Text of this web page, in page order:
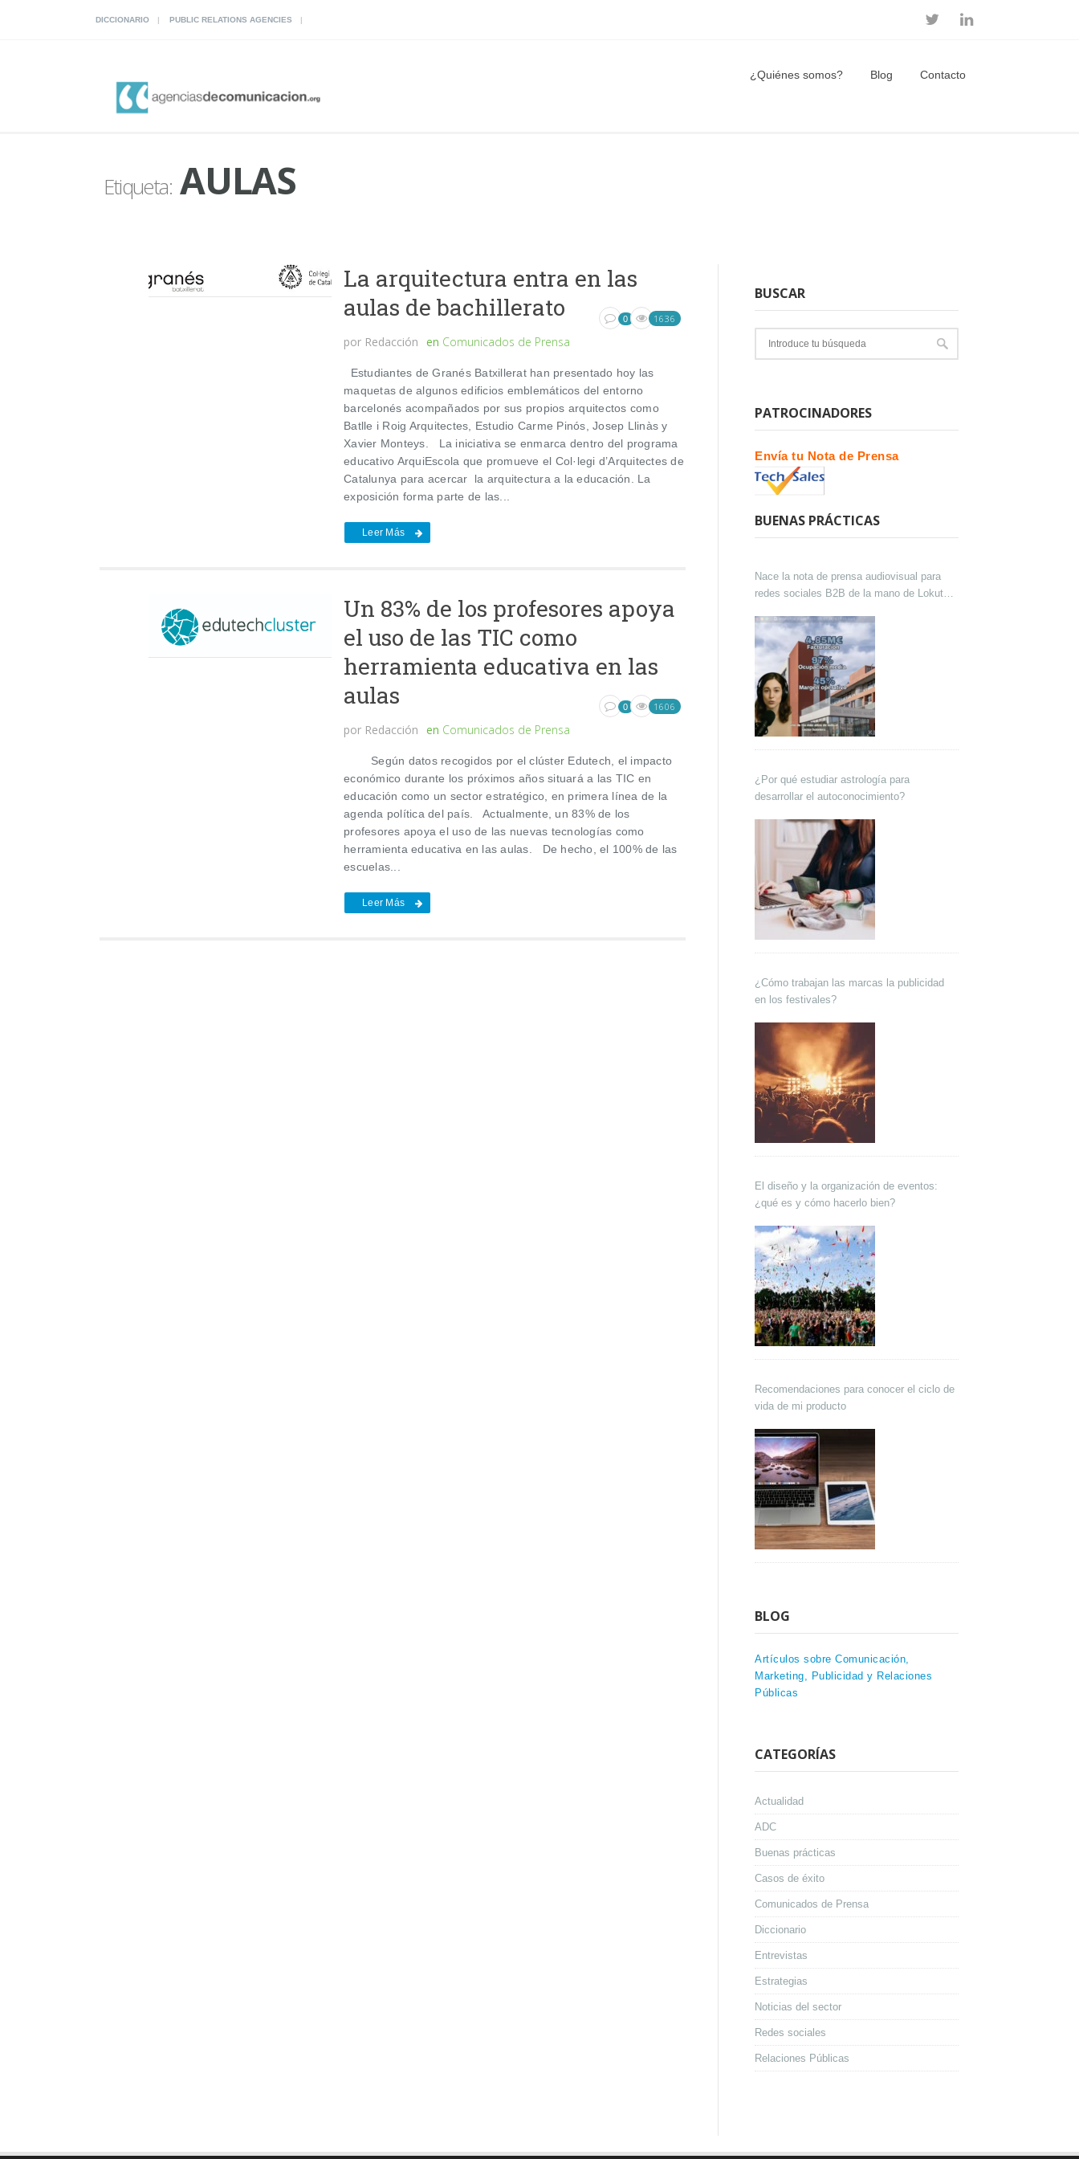
DICCIONARIO PUBLIC RELATIONS AGENCIES
¿Quiénes somos? Blog Contacto
Etiqueta:AULAS
La arquitectura entra en las
aulas de bachillerato
por Redacción en Comunicados de Prensa
0 1636
Estudiantes de Granés Batxillerat han presentado hoy las
maquetas de algunos edificios emblemáticos del entorno
barcelonés acompañados por sus propios arquitectos como
Batlle i Roig Arquitectes, Estudio Carme Pinós, Josep Llinàs y
Xavier Monteys. La iniciativa se enmarca dentro del programa
educativo ArquiEscola que promueve el Col·legi d’Arquitectes de
Catalunya para acercar la arquitectura a la educación. La
exposición forma parte de las...
Leer Más
Un 83% de los profesores apoya
el uso de las TIC como
herramienta educativa en las
aulas
por Redacción en Comunicados de Prensa
0 1606
Según datos recogidos por el clúster Edutech, el impacto
económico durante los próximos años situará a las TIC en
educación como un sector estratégico, en primera línea de la
agenda política del país. Actualmente, un 83% de los
profesores apoya el uso de las nuevas tecnologías como
herramienta educativa en las aulas. De hecho, el 100% de las
escuelas...
Leer Más
BUSCAR
PATROCINADORES
Envía tu Nota de Prensa
BUENAS PRÁCTICAS
Nace la nota de prensa audiovisual para
redes sociales B2B de la mano de Lokutor
¿Por qué estudiar astrología para
desarrollar el autoconocimiento?
¿Cómo trabajan las marcas la publicidad
en los festivales?
El diseño y la organización de eventos:
¿qué es y cómo hacerlo bien?
Recomendaciones para conocer el ciclo de
vida de mi producto
BLOG
Artículos sobre Comunicación,
Marketing, Publicidad y Relaciones
Públicas
CATEGORÍAS
Actualidad
ADC
Buenas prácticas
Casos de éxito
Comunicados de Prensa
Diccionario
Entrevistas
Estrategias
Noticias del sector
Redes sociales
Relaciones Públicas